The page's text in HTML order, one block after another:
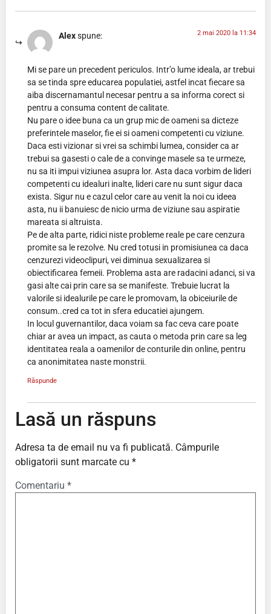
Alexspune: 2 mai 2020 la 11:34
Mi se pare un precedent periculos. Intr’o lume ideala, ar trebui
sa se tinda spre educarea populatiei, astfel incat fiecare sa
aiba discernamantul necesar pentru a sa informa corect si
pentru a consuma content de calitate.
Nu pare o idee buna ca un grup mic de oameni sa dicteze
preferintele maselor, fie ei si oameni competenti cu viziune.
Daca esti vizionar si vrei sa schimbi lumea, consider ca ar
trebui sa gasesti o cale de a convinge masele sa te urmeze,
nu sa iti impui viziunea asupra lor. Asta daca vorbim de lideri
competenti cu idealuri inalte, lideri care nu sunt sigur daca
exista. Sigur nu e cazul celor care au venit la noi cu ideea
asta, nu ii banuiesc de nicio urma de viziune sau aspiratie
mareata si altruista.
Pe de alta parte, ridici niste probleme reale pe care cenzura
promite sa le rezolve. Nu cred totusi in promisiunea ca daca
cenzurezi videoclipuri, vei diminua sexualizarea si
obiectificarea femeii. Problema asta are radacini adanci, si va
gasi alte cai prin care sa se manifeste. Trebuie lucrat la
valorile si idealurile pe care le promovam, la obiceiurile de
consum..cred ca tot in sfera educatiei ajungem.
In locul guvernantilor, daca voiam sa fac ceva care poate
chiar ar avea un impact, as cauta o metoda prin care sa leg
identitatea reala a oamenilor de conturile din online, pentru
ca anonimitatea naste monstrii.
Răspunde
Lasă un răspuns
Adresa ta de email nu va fi publicată. Câmpurile
obligatorii sunt marcate cu *
Comentariu *